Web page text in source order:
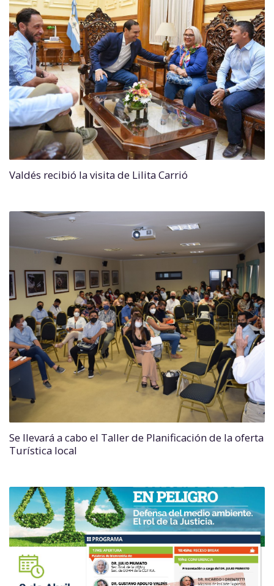
Valdés recibió la visita de Lilita Carrió
Se llevará a cabo el Taller de Planificación de la oferta
Turística local